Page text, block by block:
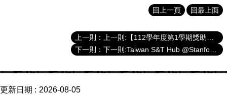
成
就
回上一頁 回最上面
上一則:【112學年度第1學期獎助金】獲獎名單
下一則:Taiwan S&T Hub @Stanford 2024 Postdoctoral Fellowship CALL FOR APPLICATIONS!!
更新日期
2026-08-05